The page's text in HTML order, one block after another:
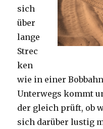
sich
über
lange
Strec
ken
wie in einer
Unterwegs kommt
der gleich prüft, ob
sich darüber lustig